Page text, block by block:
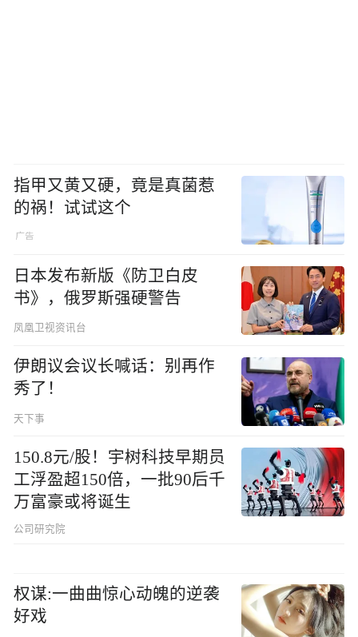
指甲又黄又硬，竟是真菌惹
的祸！试试这个
日本发布新版《防卫白皮
书》，俄罗斯强硬警告
凤凰卫视资讯台
伊朗议会议长喊话：别再作
秀了！
天下事
150.8元/股！宇树科技早期员
工浮盈超150倍，一批90后千
万富豪或将诞生
公司研究院
权谋:一曲曲惊心动魄的逆袭
好戏